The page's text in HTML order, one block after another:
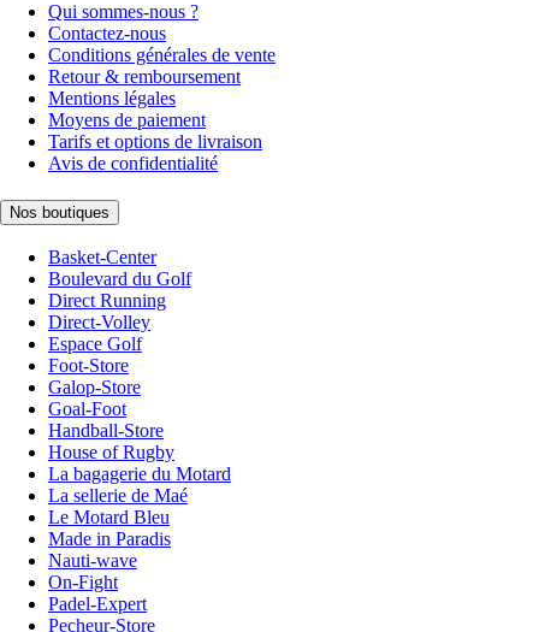
Qui sommes-nous ?
Contactez-nous
Conditions générales de vente
Retour & remboursement
Mentions légales
Moyens de paiement
Tarifs et options de livraison
Avis de confidentialité
Nos boutiques
Basket-Center
Boulevard du Golf
Direct Running
Direct-Volley
Espace Golf
Foot-Store
Galop-Store
Goal-Foot
Handball-Store
House of Rugby
La bagagerie du Motard
La sellerie de Maé
Le Motard Bleu
Made in Paradis
Nauti-wave
On-Fight
Padel-Expert
Pecheur-Store